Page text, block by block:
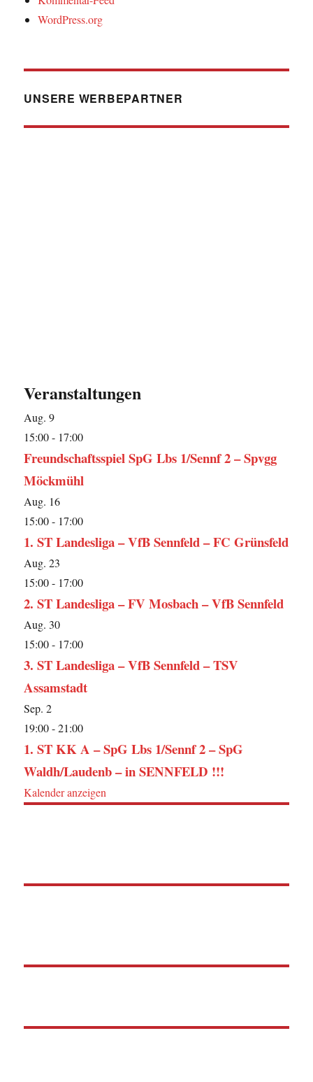
WordPress.org
UNSERE WERBEPARTNER
Veranstaltungen
Aug.9
15:00- 17:00
Freundschaftsspiel SpG Lbs 1/Sennf 2 – Spvgg
Möckmühl
Aug. 16
15:00- 17:00
1. ST Landesliga – VfB Sennfeld – FC Grünsfeld
Aug.23
15:00- 17:00
2. ST Landesliga – FV Mosbach – VfB Sennfeld
Aug. 30
15:00- 17:00
3. ST Landesliga – VfB Sennfeld – TSV
Assamstadt
Sep.2
19:00-21:00
1. ST KK A – SpG Lbs 1/Sennf 2 – SpG
Waldh/Laudenb – in SENNFELD !!!
Kalender anzeigen